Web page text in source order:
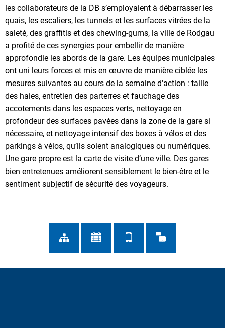
les collaborateurs de la DB s’employaient à débarrasser les
quais, les escaliers, les tunnels et les surfaces vitrées de la
saleté, des graffitis et des chewing-gums, la ville de Rodgau
a profité de ces synergies pour embellir de manière
approfondie les abords de la gare. Les équipes municipales
ont uni leurs forces et mis en œuvre de manière ciblée les
mesures suivantes au cours de la semaine d'action : taille
des haies, entretien des parterres et fauchage des
accotements dans les espaces verts, nettoyage en
profondeur des surfaces pavées dans la zone de la gare si
nécessaire, et nettoyage intensif des boxes à vélos et des
parkings à vélos, qu’ils soient analogiques ou numériques.
Une gare propre est la carte de visite d’une ville. Des gares
bien entretenues améliorent sensiblement le bien-être et le
sentiment subjectif de sécurité des voyageurs.